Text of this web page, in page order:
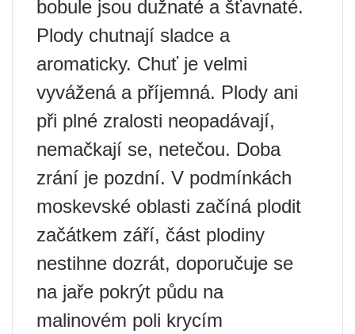
bobule jsou dužnaté a šťavnaté.
Plody chutnají sladce a
aromaticky. Chuť je velmi
vyvážená a příjemná. Plody ani
při plné zralosti neopadávají,
nemačkají se, netečou. Doba
zrání je pozdní. V podmínkách
moskevské oblasti začíná plodit
začátkem září, část plodiny
nestihne dozrát, doporučuje se
na jaře pokrýt půdu na
malinovém poli krycím